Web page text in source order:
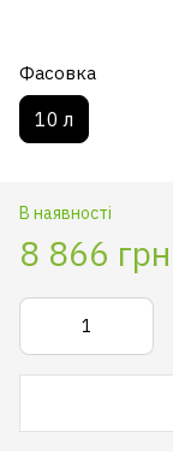
Фасовка
10 л
В наявності
8 866 грн